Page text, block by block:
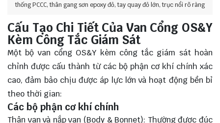
thống PCCC, thân gang sơn epoxy đỏ, tay quay đỏ lớn, trục nổi rõ ràng
Cấu Tạo Chi Tiết Của Van Cổng OS&Y
Kèm Công Tắc Giám Sát
Một bộ van cổng OS&Y kèm công tắc giám sát hoàn
chỉnh được cấu thành từ các bộ phận cơ khí chính xác
cao, đảm bảo chịu được áp lực lớn và hoạt động bền bỉ
theo thời gian:
Các bộ phận cơ khí chính
Thân van và nắp van (Body & Bonnet): Thường được đúc